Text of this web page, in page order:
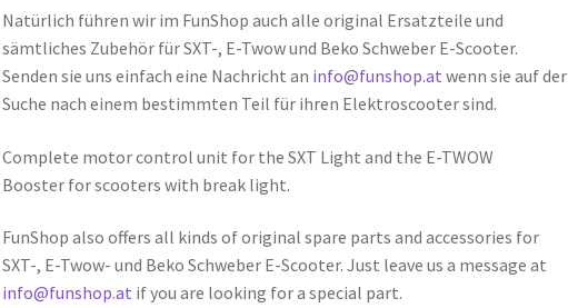
Natürlich führen wir im FunShop auch alle original Ersatzteile und
sämtliches Zubehör für SXT-, E-Twow und Beko Schweber E-Scooter.
Senden sie uns einfach eine Nachricht an info@funshop.at wenn sie auf der
Suche nach einem bestimmten Teil für ihren Elektroscooter sind.
Complete motor control unit for the SXT Light and the E-TWOW
Booster for scooters with break light.
FunShop also offers all kinds of original spare parts and accessories for
SXT-, E-Twow- und Beko Schweber E-Scooter. Just leave us a message at
info@funshop.at if you are looking for a special part.